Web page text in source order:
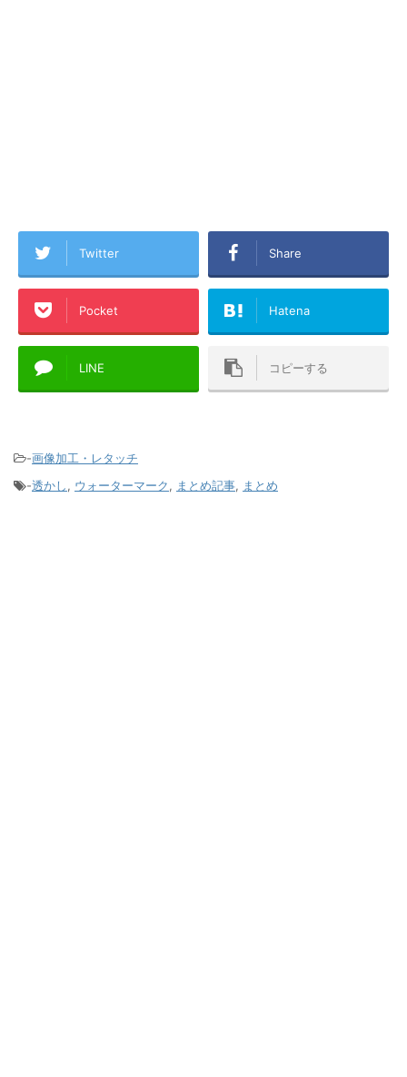
Twitter Share
Pocket Hatena
LINE コピーする
-画像加工・レタッチ
-透かし, ウォーターマーク, まとめ記事, まとめ